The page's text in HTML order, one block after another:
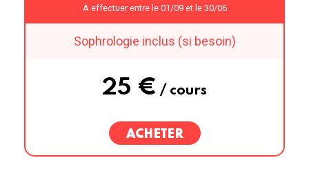
À effectuer entre le 01/09 et le 30/06
Sophrologie inclus (si besoin)
25 € / cours
ACHETER